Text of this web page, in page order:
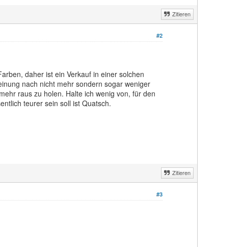
Zitieren
#2
daher ist ein Verkauf in einer solchen
nach nicht mehr sondern sogar weniger
raus zu holen. Halte ich wenig von, für den
teurer sein soll ist Quatsch.
Zitieren
#3